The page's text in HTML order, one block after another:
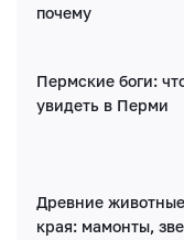
Написать
Имя*
Получать
почему
Пермские боги:
увидеть в Перми
Древние
края: мамонты,